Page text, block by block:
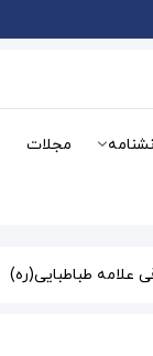
مجلات
علامه طباطبایی(ره)